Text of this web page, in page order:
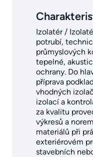
Izolatér /
potrubí,
průmyslových
tepelné,
ochrany. Do
příprava
vhodných
izolací a
za kvalitu
výkresů a
materiálů při
exteriérovém
stavebních